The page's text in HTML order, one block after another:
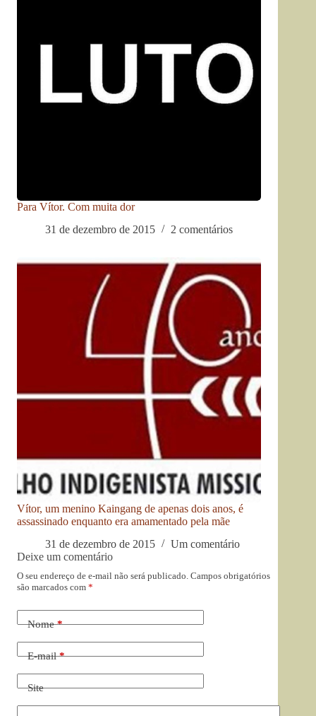
Para Vítor. Com muita dor
31 de dezembro de 2015
2 comentários
Vítor, um menino Kaingang de apenas dois anos, é
assassinado enquanto era amamentado pela mãe
31 de dezembro de 2015
Um comentário
Deixe um comentário
O seu endereço de e-mail não será publicado. Campos obrigatórios
são marcados com *
Nome*
E-mail*
Site